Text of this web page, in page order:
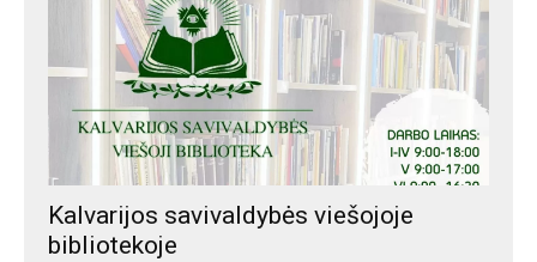
Kalvarijos savivaldybės viešojoje
bibliotekoje